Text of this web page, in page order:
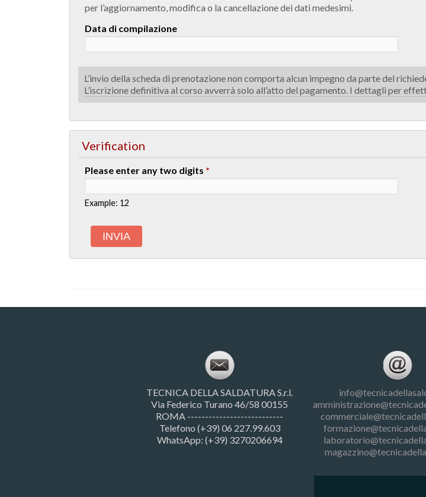
per l’aggiornamento, modifica o la cancellazione dei dati medesimi.
Data di compilazione
L’invio della scheda di prenotazione non comporta alcun impegno da parte del
L’iscrizione definitiva al corso avverrà solo all’atto del pagamento. I dettagli per
Verification
Please enter any two digits *
Example: 12
TECNICA DELLA SALDATURA S.r.l.
Via Federico Turano 46/58 00155
ROMA ---------------------------
Telefono (+39) 06 227.99.603
WhatsApp: (+39) 3270206694